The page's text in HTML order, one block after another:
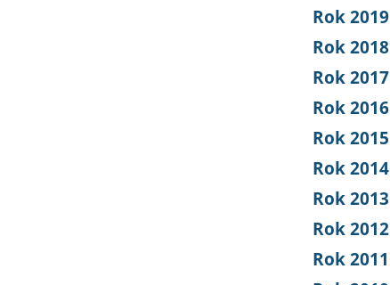
Rok 2019
Rok 2018
Rok 2017
Rok 2016
Rok 2015
Rok 2014
Rok 2013
Rok 2012
Rok 2011